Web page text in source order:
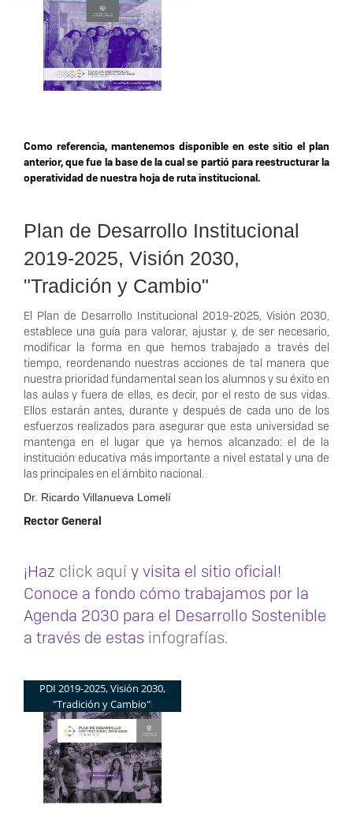
Como referencia, mantenemos disponible en este sitio el plan
anterior, que fue la base de la cual se partió para reestructurar la
operatividad de nuestra hoja de ruta institucional.
Plan de Desarrollo Institucional
2019-2025, Visión 2030,
"Tradición y Cambio"
El Plan de Desarrollo Institucional 2019-2025, Visión 2030,
establece una guía para valorar, ajustar y, de ser necesario,
modificar la forma en que hemos trabajado a través del
tiempo, reordenando nuestras acciones de tal manera que
nuestra prioridad fundamental sean los alumnos y su éxito en
las aulas y fuera de ellas, es decir, por el resto de sus vidas.
Ellos estarán antes, durante y después de cada uno de los
esfuerzos realizados para asegurar que esta universidad se
mantenga en el lugar que ya hemos alcanzado: el de la
institución educativa más importante a nivel estatal y una de
las principales en el ámbito nacional.
Dr. Ricardo Villanueva Lomelí
Rector General
¡Haz click aquíy visita el sitio oficial!
Conoce a fondo cómo trabajamos por la
Agenda 2030 para el Desarrollo Sostenible
a través de estas infografías.
PDI 2019-2025, Visión 2030,
"Tradición y Cambio"l